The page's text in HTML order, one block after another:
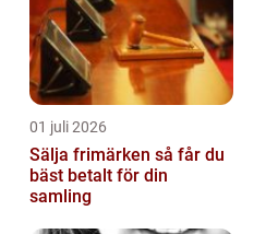
01 juli 2026
Sälja frimärken så får du
bäst betalt för din
samling